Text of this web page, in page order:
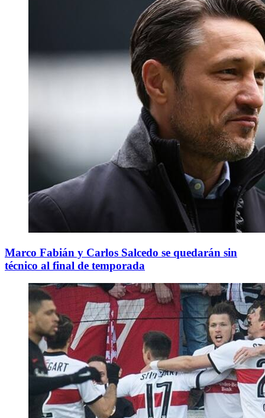
Marco Fabián y Carlos Salcedo se quedarán sin
técnico al final de temporada